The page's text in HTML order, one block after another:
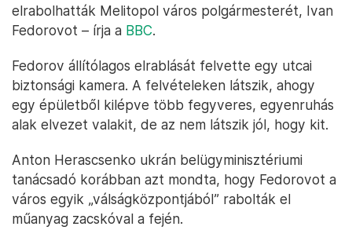
elrabolhatták Melitopol város polgármesterét, Ivan
Fedorovot – írja a BBC.
Fedorov állítólagos elrablását felvette egy utcai
biztonsági kamera. A felvételeken látszik, ahogy
egy épületből kilépve több fegyveres, egyenruhás
alak elvezet valakit, de az nem látszik jól, hogy kit.
Anton Herascsenko ukrán belügyminisztériumi
tanácsadó korábban azt mondta, hogy Fedorovot a
város egyik „válságközpontjából” rabolták el
műanyag zacskóval a fején.